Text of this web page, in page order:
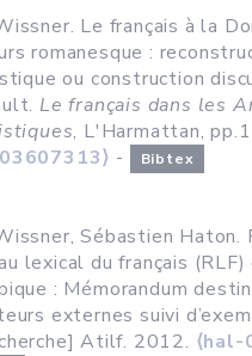
Le français à la
romanesque :
ou construction
Le français dans les
, L'Harmattan,
- Bibtex
Sébastien Haton.
lexical du français (RLF)
: Mémorandum
externes suivi
Atilf. 2012. ⟨hal-